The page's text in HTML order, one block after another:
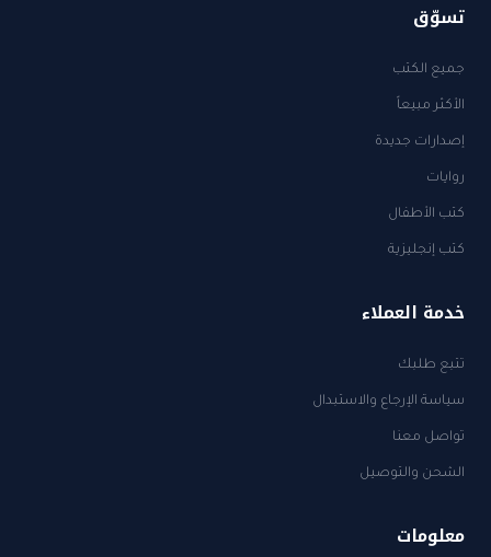
تسوّق
جميع الكتب
الأكثر مبيعاً
إصدارات جديدة
روايات
كتب الأطفال
كتب إنجليزية
خدمة العملاء
تتبع طلبك
سياسة الإرجاع والاستبدال
تواصل معنا
الشحن والتوصيل
معلومات